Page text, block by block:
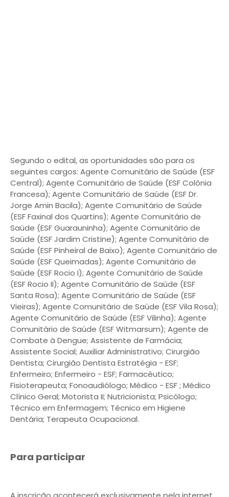
Segundo o edital, as oportunidades são para os
seguintes cargos: Agente Comunitário de Saúde (ESF
Central); Agente Comunitário de Saúde (ESF Colônia
Francesa); Agente Comunitário de Saúde (ESF Dr.
Jorge Amin Bacila); Agente Comunitário de Saúde
(ESF Faxinal dos Quartins); Agente Comunitário de
Saúde (ESF Guarauninha); Agente Comunitário de
Saúde (ESF Jardim Cristine); Agente Comunitário de
Saúde (ESF Pinheiral de Baixo); Agente Comunitário de
Saúde (ESF Queimadas); Agente Comunitário de
Saúde (ESF Rocio I); Agente Comunitário de Saúde
(ESF Rocio II); Agente Comunitário de Saúde (ESF
Santa Rosa); Agente Comunitário de Saúde (ESF
Vieiras); Agente Comunitário de Saúde (ESF Vila Rosa);
Agente Comunitário de Saúde (ESF Vilinha); Agente
Comunitário de Saúde (ESF Witmarsum); Agente de
Combate à Dengue; Assistente de Farmácia;
Assistente Social; Auxiliar Administrativo; Cirurgião
Dentista; Cirurgião Dentista Estratégia - ESF;
Enfermeiro; Enfermeiro - ESF; Farmacêutico;
Fisioterapeuta; Fonoaudiólogo; Médico - ESF ; Médico
Clínico Geral; Motorista II; Nutricionista; Psicólogo;
Técnico em Enfermagem; Técnico em Higiene
Dentária; Terapeuta Ocupacional.
Para participar